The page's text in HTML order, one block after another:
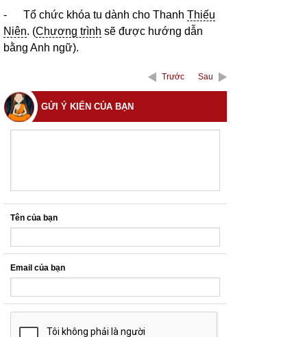
- Tổ chức khóa tu dành cho Thanh Thiếu
Niên. (Chương trình sẽ được hướng dẫn
bằng Anh ngữ).
Trước Sau
GỬI Ý KIẾN CỦA BẠN
Tên của bạn
Email của bạn